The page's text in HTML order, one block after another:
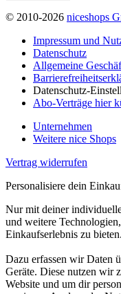
© 2010-2026 niceshops
Impressum und
Datenschutz
Allgemeine
Datenschutz-
Abo-Verträge hier
Unternehmen
Weitere nice Shops
Vertrag widerrufen
Personalisiere dein
Nur mit deiner
und weitere
Einkaufserlebnis zu bieten.
Dazu erfassen wir Daten
Geräte. Diese nutzen wir
Website und um dir